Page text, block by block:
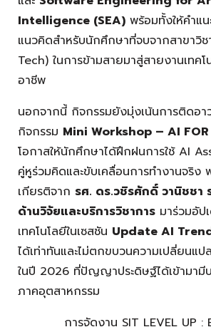
Intelligence (SEA) พร้อมทั้งให้คำแน
แนวคิดสำหรับนักศึกษาที่จบจากสาขาวิ
Tech) ในการข้ามสายมาสู่สายงานเทค
อาชีพ
นอกจากนี้ กิจกรรมยังมุ่งเน้นการติดอ
กิจกรรม Mini Workshop – AI FOR
โอกาสให้นักศึกษาได้ฝึกฝนการใช้ AI
คู่หูร่วมคิดและขับเคลื่อนการทำงานจริง
เกียรติจาก รศ. ดร.วชิรศักดิ์ วานิชชา
ด้านวิจัยและบริการวิชาการ มาร่วมอัป
เทคโนโลยีในเซสชัน Update AI
ได้เท่าทันและไม่ตกขบวนความเปลี่ยนแป
ในปี 2026 ที่ปัญญาประดิษฐ์ได้เข้ามามี
ภาคอุตสาหกรรม
การจัดงาน SIT LEVEL UP :